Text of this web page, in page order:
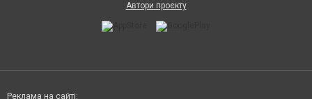
Автори проєкту
Реклама на сайті: